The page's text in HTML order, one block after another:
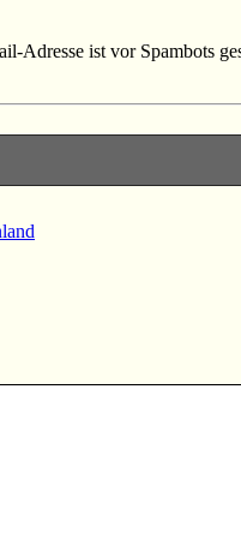
Adresse ist vor Spambots